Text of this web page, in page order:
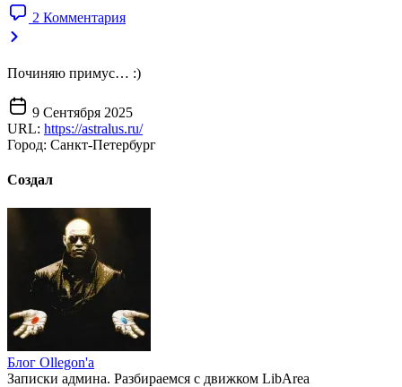
2 Комментария
Починяю примус… :)
9 Сентября 2025
URL: https://astralus.ru/
Город: Санкт-Петербург
Создал
Блог Ollegon'a
Записки админа. Разбираемся с движком LibArea